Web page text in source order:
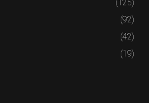
(125)
(92)
(42)
(19)